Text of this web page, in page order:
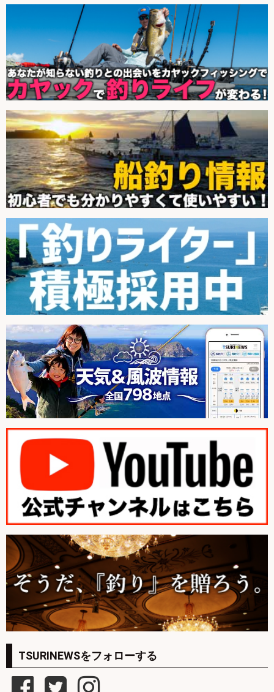
TSURINEWSをフォローする